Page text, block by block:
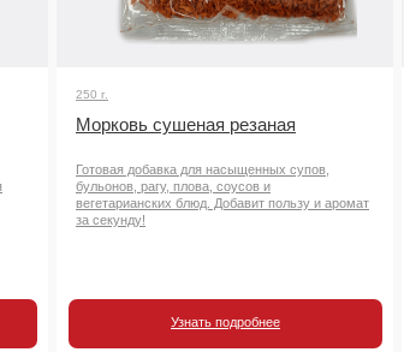
250 г.
Морковь сушеная резаная
Готовая добавка для насыщенных супов,
бульонов, рагу, плова, соусов и
вегетарианских блюд. Добавит пользу и аромат
за секунду!
Узнать подробнее